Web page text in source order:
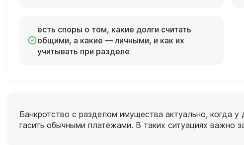
есть споры о том, какие долги считать
общими, а какие — личными, и как их
учитывать при разделе
Банкротство с разделом имущества актуально, когда
гасить обычными платежами. В таких ситуациях важно